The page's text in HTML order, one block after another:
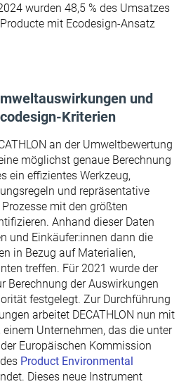
wurden 48,5 % des Umsatzes
mit Ecodesign-Ansatz
und
Kriterien
an der Umweltbewertung
möglichst genaue Berechnung
ein effizientes Werkzeug,
und repräsentative
mit den größten
Anhand dieser Daten
und Einkäufer:innen dann die
in Bezug auf Materialien,
treffen. Für 2021 wurde der
Berechnung der Auswirkungen
festgelegt. Zur Durchführung
arbeitet DECATHLON nun mit
Unternehmen, das die unter
Europäischen Kommission
Product Environmental
Dieses neue Instrument